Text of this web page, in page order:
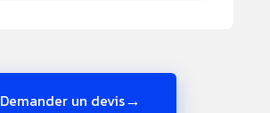
Demander un devis→